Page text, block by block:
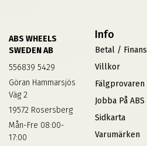
ABS WHEELS
SWEDEN AB
556839 5429
Göran Hammarsjös
Väg 2
19572 Rosersberg
Mån-Fre 08:00-
17:00
Info
Betal / Finans
Villkor
Fälgprovaren
Jobba På ABS
Sidkarta
Varumärken